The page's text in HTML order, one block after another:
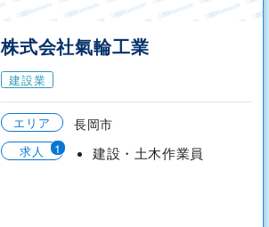
株式会社氣輪工業
建設業
エリア 長岡市
求人 1 建設・土木作業員